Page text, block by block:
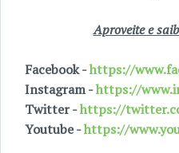
Aproveite e
Facebook -https://
Instagram -https://
Twitter -https://
Youtube -https://